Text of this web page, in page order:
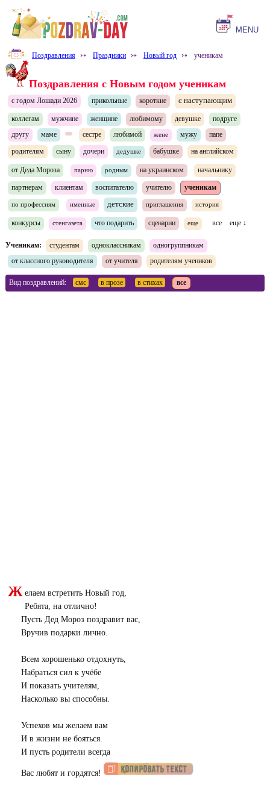
MENU
Поздравления ⤐ Праздники ⤐ Новый год ⤐ ученикам
Поздравления с Новым годом ученикам
с годом Лошади 2026 прикольные короткие с наступающим
коллегам мужчине женщине любимому девушке
подруге
другу
маме сестре любимой жене мужу папе
родителям сыну дочери дедушке бабушке на английском
от Деда Мороза парню родным на украинском начальнику
партнерам клиентам воспитателю учителю ученикам
по профессиям именные детские приглашения история
конкурсы стенгазета что подарить сценарии еще все еще ↓
Ученикам: студентам одноклассникам
одногруппникам
от классного руководителя
от учителя родителям учеников
Вид поздравлений: смс в прозе в стихах все
Ж елаем встретить Новый год,
Ребята, на отлично!
Пусть Дед Мороз поздравит вас,
Вручив подарки лично.
Всем хорошенько отдохнуть,
Набраться сил к учёбе
И показать учителям,
Насколько вы способны.
Успехов мы желаем вам
И в жизни не бояться.
И пусть родители всегда
Вас любят и гордятся!